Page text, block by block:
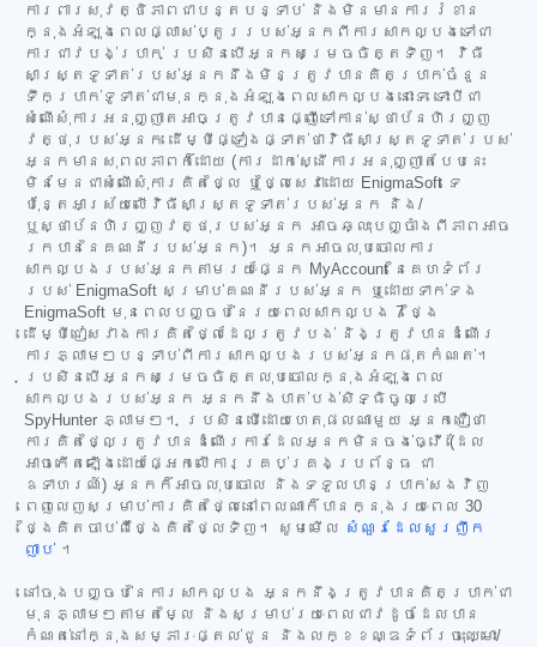
ការពារសុវត្ថិភាពជាបន្តបន្ទាប់ និងមិនមានការរំខាន
ក្នុងអំឡុងពេលផ្លាស់ប្តូររបស់អ្នកពីការសាកល្បងទៅជា
ការជាវបង់ប្រាក់ ប្រសិនបើអ្នកសម្រេចចិត្តទិញ។ វិធី
សាស្ត្រទូទាត់របស់អ្នកនឹងមិនត្រូវបានគិតប្រាក់ចំនួន
ទឹកប្រាក់ទូទាត់ជាមុនក្នុងអំឡុងពេលសាកល្បងនោះទេ ទោះបីជា
សំណើសុំការអនុញ្ញាតអាចត្រូវបានផ្ញើទៅកាន់ស្ថាប័នហិរញ្ញ
វត្ថុរបស់អ្នក ដើម្បីផ្ទៀងផ្ទាត់ថាវិធីសាស្ត្រទូទាត់របស់
អ្នកមានសុពលភាពក៏ដោយ (ការដាក់ស្នើការអនុញ្ញាតបែបនេះ
មិនមែនជាសំណើសុំការគិតថ្លៃ ឬថ្លៃសេវាដោយ EnigmaSoft ទេ
ប៉ុន្តែអាស្រ័យលើវិធីសាស្ត្រទូទាត់របស់អ្នក និង/
ឬស្ថាប័នហិរញ្ញវត្ថុរបស់អ្នក អាចឆ្លុះបញ្ចាំងពីភាពអាច
រកបាននៃគណនីរបស់អ្នក)។ អ្នកអាចលុបចោលការ
សាកល្បងរបស់អ្នកតាមរយៈផ្នែក MyAccount នៃគេហទំព័រ
របស់ EnigmaSoft សម្រាប់គណនីរបស់អ្នក ឬដោយទាក់ទង
EnigmaSoft មុនពេលបញ្ចប់នៃរយៈពេលសាកល្បង 7 ថ្ងៃ
ដើម្បីជៀសវាងការគិតថ្លៃដែលត្រូវបង់ និងត្រូវបានដំណើរ
ការភ្លាមៗបន្ទាប់ពីការសាកល្បងរបស់អ្នកផុតកំណត់។
ប្រសិនបើអ្នកសម្រេចចិត្តលុបចោលក្នុងអំឡុងពេល
សាកល្បងរបស់អ្នក អ្នកនឹងបាត់បង់សិទ្ធិចូលប្រើ
SpyHunter ភ្លាមៗ។ ប្រសិនបើដោយហេតុផលណាមួយ អ្នកជឿថា
ការគិតថ្លៃត្រូវបានដំណើរការដែលអ្នកមិនចង់ធ្វើ (ដែល
អាចកើតឡើងដោយផ្អែកលើការគ្រប់គ្រងប្រព័ន្ធ ជា
ឧទាហរណ៍) អ្នកក៏អាចលុបចោល និងទទួលបានប្រាក់សងវិញ
ពេញលេញសម្រាប់ការគិតថ្លៃនៅពេលណាក៏បានក្នុងរយៈពេល 30
ថ្ងៃគិតចាប់ពីថ្ងៃគិតថ្លៃទិញ។ សូមមើល សំណួរដែលសួរញឹក
ញាប់ ។
នៅចុងបញ្ចប់នៃការសាកល្បង អ្នកនឹងត្រូវបានគិតប្រាក់ជា
មុនភ្លាមៗតាមតម្លៃ និងសម្រាប់រយៈពេលជាវដូចដែលបាន
កំណត់នៅក្នុងសម្ភារៈផ្តល់ជូន និងលក្ខខណ្ឌទំព័រចុះឈ្មោះ/